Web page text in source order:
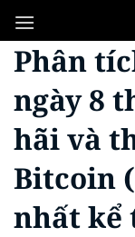
qua
nội
Phân
ngày 8
hãi và
Bitcoin
nhất kể